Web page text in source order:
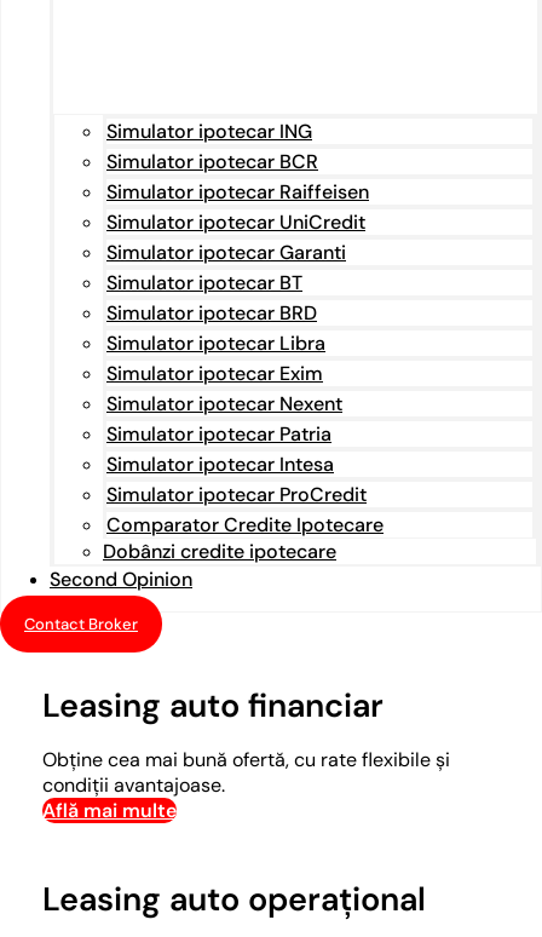
Simulator ipotecar ING
Simulator ipotecar BCR
Simulator ipotecar Raiffeisen
Simulator ipotecar UniCredit
Simulator ipotecar Garanti
Simulator ipotecar BT
Simulator ipotecar BRD
Simulator ipotecar Libra
Simulator ipotecar Exim
Simulator ipotecar Nexent
Simulator ipotecar Patria
Simulator ipotecar Intesa
Simulator ipotecar ProCredit
Comparator Credite Ipotecare
Dobânzi credite ipotecare
Second Opinion
Contact Broker
Leasing auto financiar
Obține cea mai bună ofertă, cu rate flexibile și
condiții avantajoase.
Află mai multe
Leasing auto operațional